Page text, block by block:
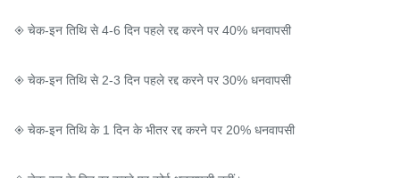
◈ चेक-इन तिथि से 4-6 दिन पहले रद्द करने पर 40% धनवापसी
◈ चेक-इन तिथि से 2-3 दिन पहले रद्द करने पर 30% धनवापसी
◈ चेक-इन तिथि के 1 दिन के भीतर रद्द करने पर 20% धनवापसी